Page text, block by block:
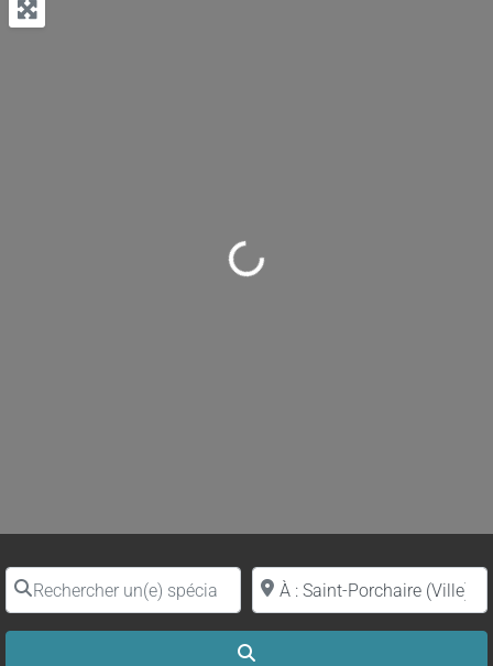
Loading...
Rechercher un(e) spécialiste par nomProche de (ville ou région)